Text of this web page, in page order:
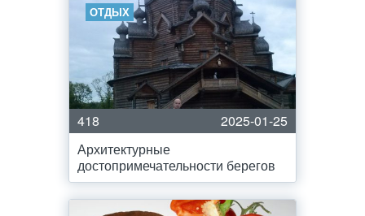
ОТДЫХ
418
2025-01-25
Архитектурные
достопримечательности берегов